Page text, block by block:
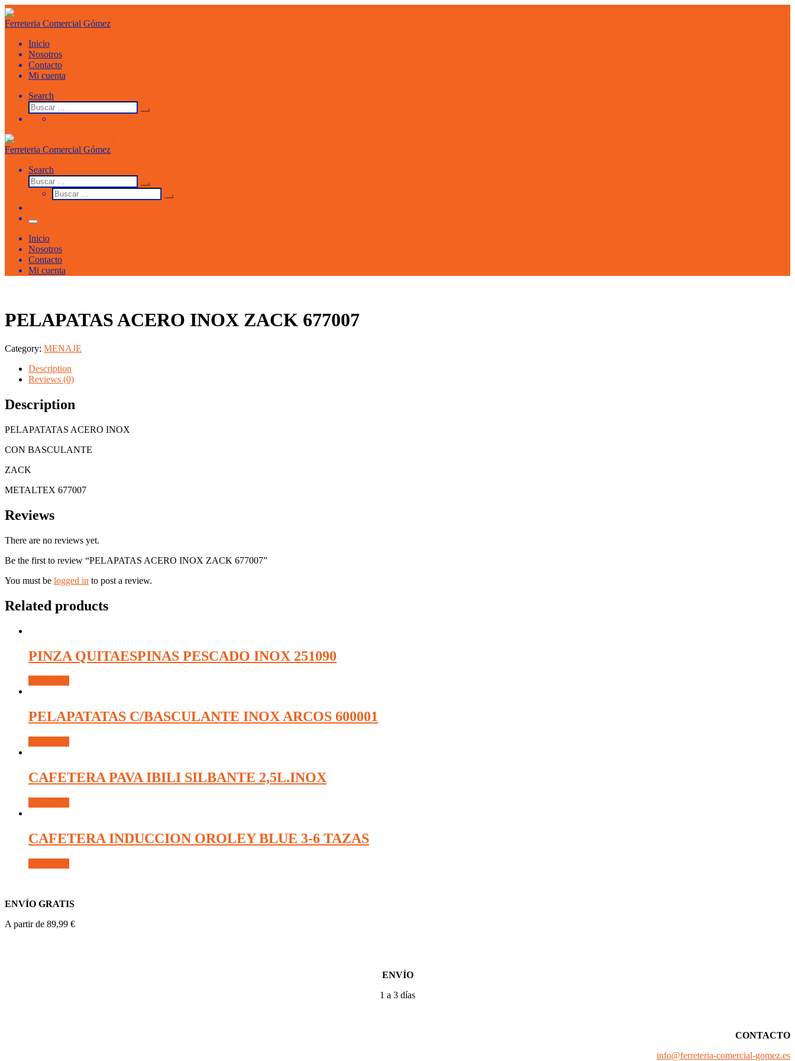
Saltar
al
contenido
Ferreteria Comercial Gómez
Inicio
Nosotros
Contacto
Mi cuenta
Search
Buscar
Buscar
Ferreteria Comercial Gómez
Search
Buscar
Buscar
…
Buscar
Buscar
Menu
Inicio
Nosotros
Contacto
Mi cuenta
PELAPATAS ACERO INOX ZACK 677007
Category: MENAJE
Description
Reviews (0)
Description
PELAPATATAS ACERO INOX
CON BASCULANTE
ZACK
METALTEX 677007
Reviews
There are no reviews yet.
Be the first to review “PELAPATAS ACERO INOX ZACK 677007”
You must be logged in to post a review.
Related products
PINZA QUITAESPINAS PESCADO INOX 251090
PELAPATATAS C/BASCULANTE INOX ARCOS 600001
CAFETERA PAVA IBILI SILBANTE 2,5L.INOX
CAFETERA INDUCCION OROLEY BLUE 3-6 TAZAS
ENVÍO GRATIS
A partir de 89,99 €
ENVÍO
1 a 3 días
CONTACTO
info@ferreteria-comercial-gomez.es